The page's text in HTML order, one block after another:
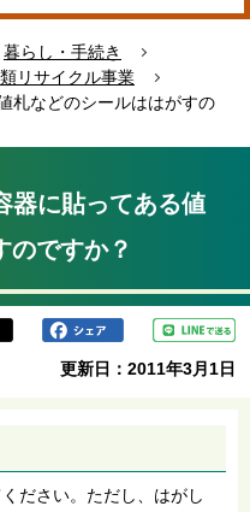
暮らし・手続き
リサイクル事業
札などのシールははがすの
器に貼ってある値
のですか？
更新日：2011年3月1日
ださい。ただし、はがし